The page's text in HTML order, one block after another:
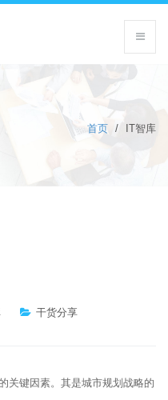
首页 / IT智库
干货分享
关键因素。其是城市规划战略的